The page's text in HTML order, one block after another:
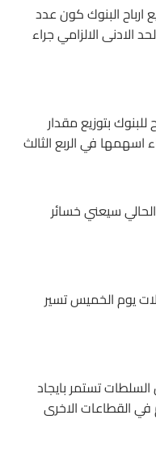
ارباح البنوك كون عدد
الادنى الالزامي جراء
بتوزيع مقدار
اسهمها في الربع الثالث
سيعني خسائر
يوم الخميس تسير
السلطات تستمر بايجاد
في القطاعات الاخرى